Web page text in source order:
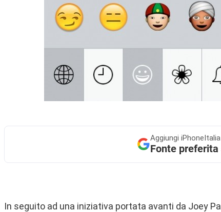
Aggiungi
Fonte preferita
In seguito ad una iniziativa portata avanti da Joey